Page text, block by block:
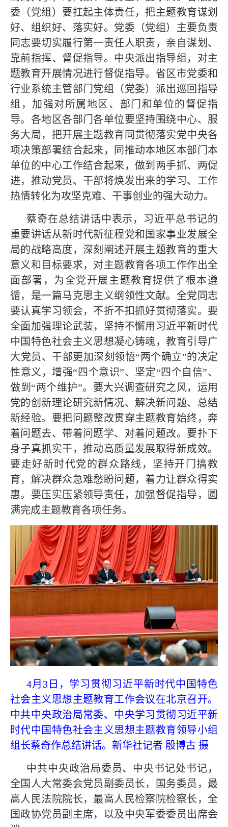
委（党组）要扛起主体责任，把主题教育谋划
好、组织好、落实好。党委（党组）主要负责
同志要切实履行第一责任人职责，亲自谋划、
靠前指挥、督促指导。中央派出指导组，对主
题教育开展情况进行督促指导。省区市党委和
行业系统主管部门党组（党委）派出巡回指导
组，加强对所属地区、部门和单位的督促指
导。各地区各部门各单位要坚持围绕中心、服
务大局，把开展主题教育同贯彻落实党中央各
项决策部署结合起来，同推动本地区本部门本
单位的中心工作结合起来，做到两手抓、两促
进，推动党员、干部将焕发出来的学习、工作
热情转化为攻坚克难、干事创业的强大动力。
蔡奇在总结讲话中表示，习近平总书记的
重要讲话从新时代新征程党和国家事业发展全
局的战略高度，深刻阐述开展主题教育的重大
意义和目标要求，对主题教育各项工作作出全
面部署，为全党开展主题教育提供了根本遵
循，是一篇马克思主义纲领性文献。全党同志
要认真学习领会，不折不扣抓好贯彻落实。要
全面加强理论武装，坚持不懈用习近平新时代
中国特色社会主义思想凝心铸魂，教育引导广
大党员、干部更加深刻领悟“两个确立”的决定
性意义，增强“四个意识”、坚定“四个自信”、
做到“两个维护”。要大兴调查研究之风，运用
党的创新理论研究新情况、解决新问题、总结
新经验。要把问题整改贯穿主题教育始终，奔
着问题去、带着问题学、对着问题改。要扑下
身子真抓实干，推动高质量发展取得新成效。
要走好新时代党的群众路线，坚持开门搞教
育，解决群众急难愁盼问题，着力让群众得实
惠。要压实压紧领导责任，加强督促指导，圆
满完成主题教育各项任务。
4月3日，学习贯彻习近平新时代中国特色
社会主义思想主题教育工作会议在北京召开。
中共中央政治局常委、中央学习贯彻习近平新
时代中国特色社会主义思想主题教育领导小组
组长蔡奇作总结讲话。新华社记者 殷博古 摄
中共中央政治局委员、中央书记处书记，
全国人大常委会党员副委员长，国务委员，最
高人民法院院长，最高人民检察院检察长，全
国政协党员副主席，以及中央军委委员出席会